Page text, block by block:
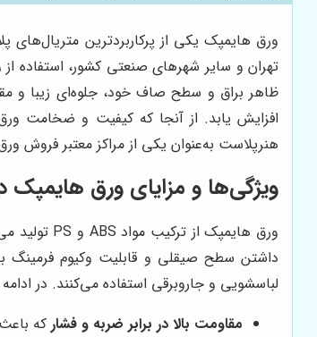
ورق هایمپک یکی از پرکاربردترین
تهران و سایر شهرهای صنعتی کشور، استفاده
ظاهر براق و سطح صاف خود، جلوه‌ای زیبا
افزایش یابد. از آنجا که کیفیت و ضخامت
هنرپلاست به‌عنوان یکی از مراکز معتبر فروش
ویژگی‌ها و مزایای ورق
ورق هایمپک از ترکیب مواد ABS و PS تولید می‌شود که نتیجه آن ماده‌ای مقاوم، سبک و با انعطاف‌پذیری مناسب است.
داشتن سطح صیقلی و قابلیت وکیوم فرمینگ
لباسشویی و جاروبرقی استفاده می‌کنند. در
مقاومت بالا در برابر ضربه و فشار که